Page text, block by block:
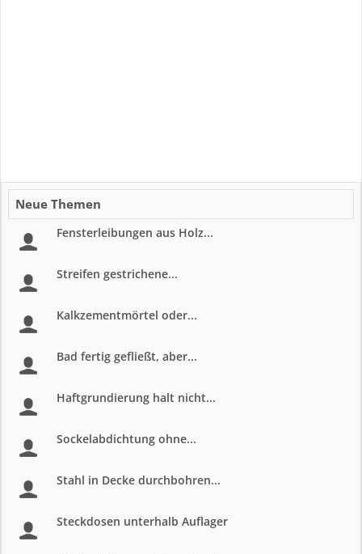
Neue Themen
Fensterleibungen aus Holz...
Streifen gestrichene...
Kalkzementmörtel oder...
Bad fertig gefließt, aber...
Haftgrundierung halt nicht...
Sockelabdichtung ohne...
Stahl in Decke durchbohren...
Steckdosen unterhalb Auflager